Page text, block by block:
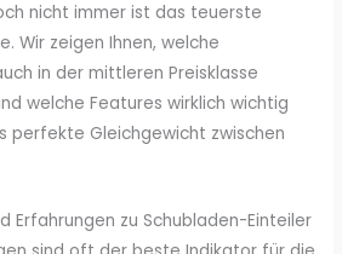
nicht immer ist das teuerste
Wir zeigen Ihnen, welche
in der mittleren Preisklasse
welche Features wirklich wichtig
perfekte Gleichgewicht zwischen
Erfahrungen zu Schubladen-Einteiler